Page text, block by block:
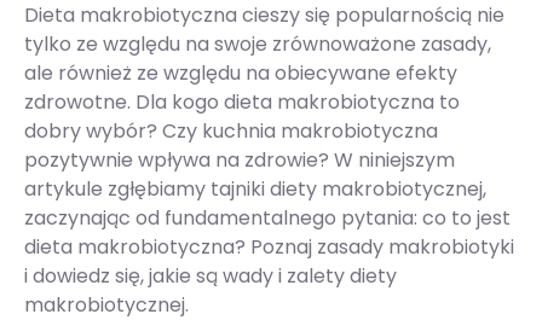
Dieta makrobiotyczna cieszy się popularnością nie
tylko ze względu na swoje zrównoważone zasady,
ale również ze względu na obiecywane efekty
zdrowotne. Dla kogo dieta makrobiotyczna to
dobry wybór? Czy kuchnia makrobiotyczna
pozytywnie wpływa na zdrowie? W niniejszym
artykule zgłębiamy tajniki diety makrobiotycznej,
zaczynając od fundamentalnego pytania: co to jest
dieta makrobiotyczna? Poznaj zasady makrobiotyki
i dowiedz się, jakie są wady i zalety diety
makrobiotycznej.